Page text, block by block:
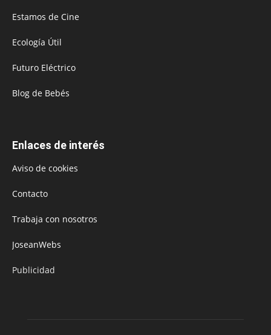
Estamos de Cine
Ecología Útil
Futuro Eléctrico
Blog de Bebés
Enlaces de interés
Aviso de cookies
Contacto
Trabaja con nosotros
JoseanWebs
Publicidad